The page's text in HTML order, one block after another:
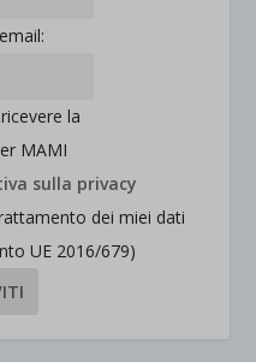
la
MAMI
sulla privacy
dei miei dati
UE 2016/679)